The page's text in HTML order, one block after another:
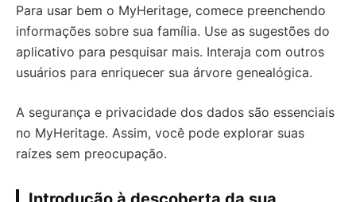
Para usar bem o MyHeritage, comece preenchendo
informações sobre sua família. Use as sugestões do
aplicativo para pesquisar mais. Interaja com outros
usuários para enriquecer sua árvore genealógica.
A segurança e privacidade dos dados são essenciais
no MyHeritage. Assim, você pode explorar suas
raízes sem preocupação.